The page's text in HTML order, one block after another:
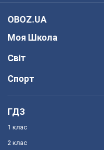
OBOZ.UA
Моя Школа
Світ
Спорт
ГДЗ
1 клас
2 клас